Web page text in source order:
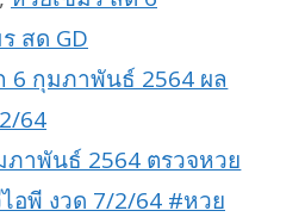
สด GD
6 กุมภาพันธ์ 2564 ผล
64
าพันธ์ 2564 ตรวจหวย
อพี งวด 7/2/64 #หวย